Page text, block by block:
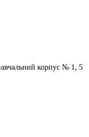
корпус № 1, 5